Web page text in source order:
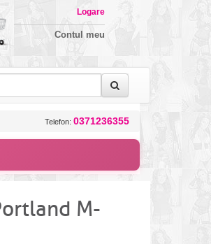
Logare
Contul meu
Telefon: 0371236355
M-